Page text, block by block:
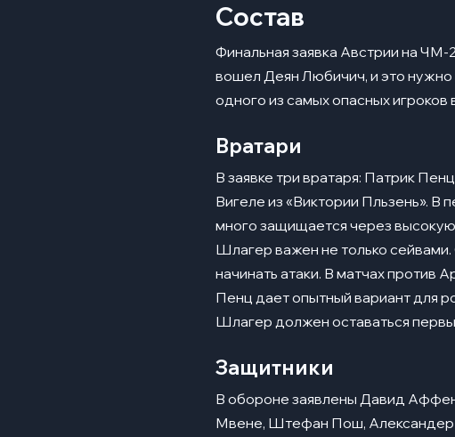
Состав
Финальная заявка Австрии на
вошел Деян Любичич, и это нужно
одного из самых опасных
Вратари
В заявке три вратаря: Патрик
Вигеле из «Виктории Пльзень». В
много защищается через
Шлагер важен не только
начинать атаки. В матчах против
Пенц дает опытный вариант для
Шлагер должен оставаться
Защитники
В обороне заявлены Давид
Мвене, Штефан Пош, Александер